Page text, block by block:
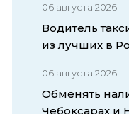
06 августа 2026
Водитель
из лучших в
06 августа 2026
Обменять
Чебоксарах и